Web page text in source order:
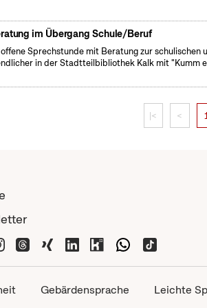
im Übergang Schule/Beruf
offene Sprechstunde mit Beratung zur schulischen
in der Stadtteilbibliothek Kalk mit "Kumm
|< <
Gebärdensprache Leichte